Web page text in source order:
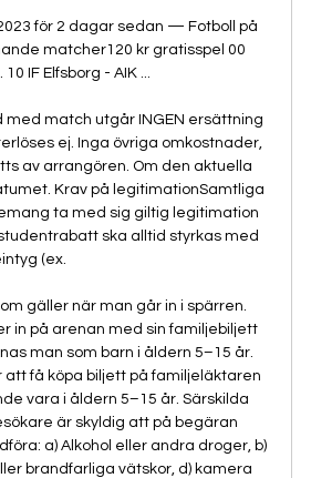
för 2 dagar sedan — Fotboll på
matcher120 kr gratisspel 00
IF Elfsborg - AIK ...
match utgår INGEN ersättning
ej. Inga övriga omkostnader,
av arrangören. Om den aktuella
Krav på legitimationSamtliga
ta med sig giltig legitimation
ska alltid styrkas med
(ex.
gäller när man går in i spärren.
in på arenan med sin familjebiljett
man som barn i åldern 5–15 år.
att få köpa biljett på familjeläktaren
vara i åldern 5–15 år. Särskilda
är skyldig att på begäran
a) Alkohol eller andra droger, b)
brandfarliga vätskor, d) kamera